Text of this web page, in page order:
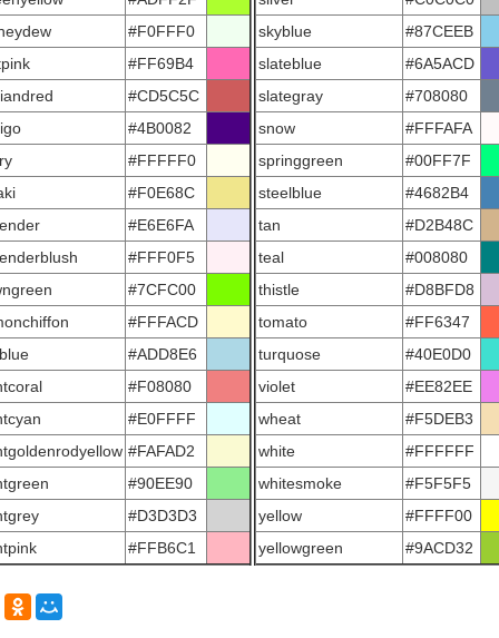
#F0FFF0
#FF69B4
#CD5C5C
#4B0082
#FFFFF0
#F0E68C
#E6E6FA
#FFF0F5
#7CFC00
#FFFACD
#ADD8E6
#F08080
#E0FFFF
#FAFAD2
#90EE90
#D3D3D3
#FFB6C1
skyblue
#87CEEB
slateblue
#6A5ACD
slategray
#708080
snow
#FFFAFA
springgreen
#00FF7F
steelblue
#4682B4
tan
#D2B48C
teal
#008080
thistle
#D8BFD8
tomato
#FF6347
turquose
#40E0D0
violet
#EE82EE
wheat
#F5DEB3
white
#FFFFFF
whitesmoke
#F5F5F5
yellow
#FFFF00
yellowgreen
#9ACD32